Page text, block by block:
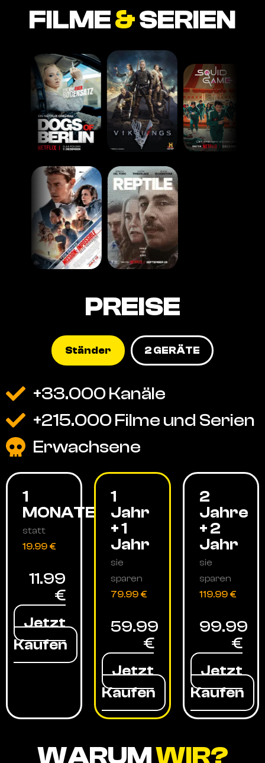
FILME&SERIEN
PREISE
Ständer 2 GERÄTE
+33.000 Kanäle
+215.000 Filme und Serien
Erwachsene
1
MONATE
statt
19.99 €
11.99
€
Jetzt
Kaufen
1
Jahr
+ 1
Jahr
sie
sparen
79.99 €
59.99
€
Jetzt
Kaufen
2
Jahre
+ 2
Jahr
sie
sparen
119.99 €
99.99
€
Jetzt
Kaufen
WARUMWIR?